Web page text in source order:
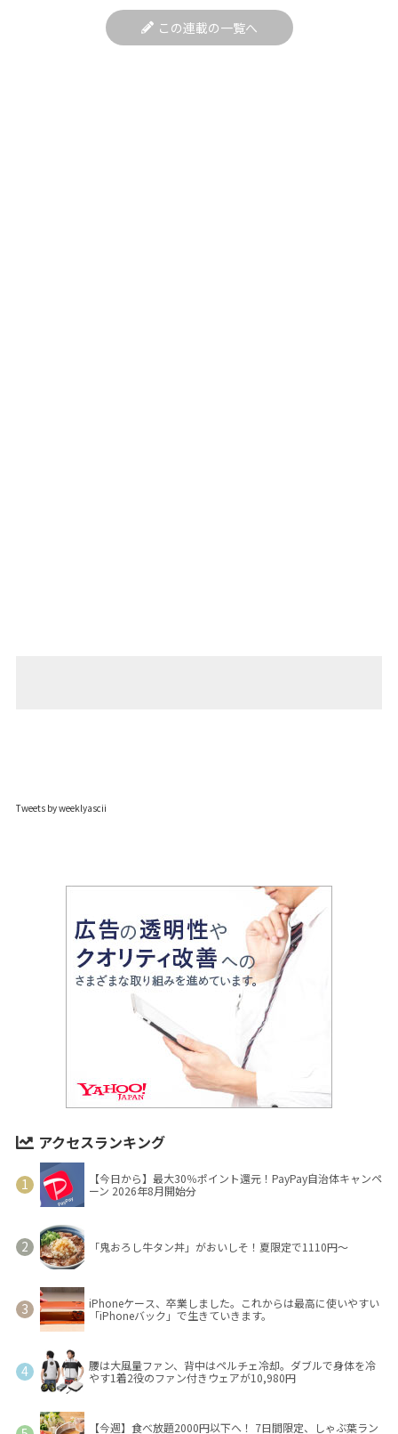
この連載の一覧へ
Tweets by weeklyascii
アクセスランキング
【今日から】最大30％ポイント還元！PayPay自治体キャンペ
ーン 2026年8月開始分
「鬼おろし牛タン丼」がおいしそ！夏限定で1110円～
iPhoneケース、卒業しました。これからは最高に使いやすい
「iPhoneバック」で生きていきます。
腰は大風量ファン、背中はペルチェ冷却。ダブルで身体を冷
やす1着2役のファン付きウェアが10,980円
【今週】食べ放題2000円以下へ！ 7日間限定、しゃぶ葉ラン